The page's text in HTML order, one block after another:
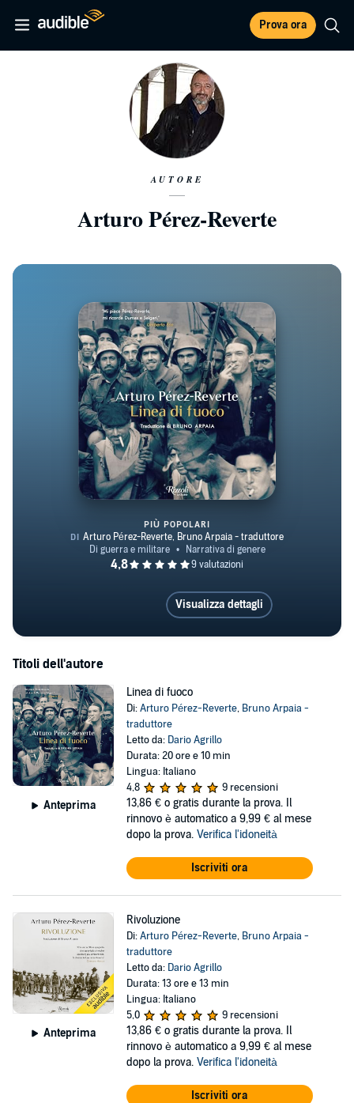
Prova ora
AUTORE
Arturo Pérez-Reverte
Linea di fuoco
PIÙ POPOLARI
Visualizza dettagli
Titoli dell'autore
Anteprima
Linea di fuoco
Di:Arturo Pérez-Reverte, Bruno Arpaia -
traduttore
Letto da: Dario Agrillo
Durata: 20 ore e 10 min
Lingua: Italiano
4,8
9 recensioni
13,86 € o gratis durante la prova. Il
rinnovo è automatico a 9,99 € al mese
dopo la prova. Verifica l'idoneità
Iscriviti ora
Anteprima
Rivoluzione
Di:Arturo Pérez-Reverte, Bruno Arpaia -
traduttore
Letto da: Dario Agrillo
Durata: 13 ore e 13 min
Lingua: Italiano
5,0
9 recensioni
13,86 € o gratis durante la prova. Il
rinnovo è automatico a 9,99 € al mese
dopo la prova. Verifica l'idoneità
Iscriviti ora